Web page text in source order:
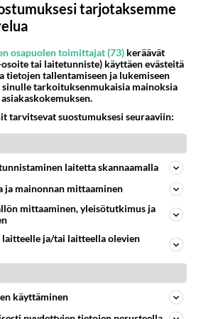
Lieksa
ei mene hyvin
https://www.iltalehti.fi/viihdeuutiset/a/c46da6ab-340f-4790-aaa7-0865eed2336 Yrityksen konkurssihakemus on tullut kärä
Kotimaiset julkkisjuorut
Ikävä
54
Kohtaamme jälleen kun on oikea aika. Sitä ei voi mikään eikä kukaan estää <3 <3
759
Tiesitkö? Martina Aitolehden isäpuoli on tämä suosittu laulaja
Kotimaiset julkkisjuorut
28
755
sinusta?
Ikävä
691
tarjotaksemme
osapuolen toimittajat (73) keräävät
tai laitetunniste) käyttäen evästeitä
tietojen tallentamiseen ja lukemiseen
tarkoituksenmukaisia mainoksia
tarvitsevat suostumuksesi seuraaviin:
laitetta skannaamalla
ja mainonnan mittaaminen
mittaaminen, yleisötutkimus ja
ja/tai laitteella olevien
käyttäminen